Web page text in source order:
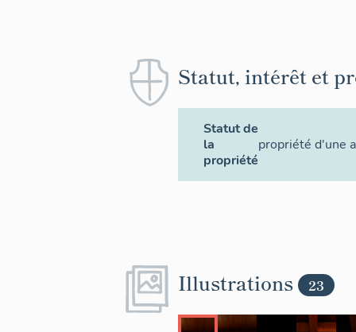
Statut, intérêt et
Statut de
la
propriété
propriété d'une
Illustrations 23